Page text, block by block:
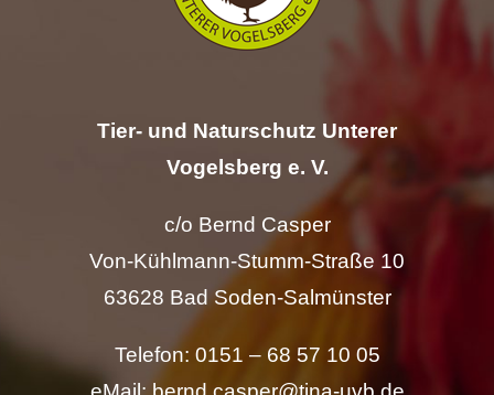
Tier- und Naturschutz Unterer
Vogelsberg e. V.
c/o Bernd Casper
Von-Kühlmann-Stumm-Straße 10
63628 Bad Soden-Salmünster
Telefon: 0151 – 68 57 10 05